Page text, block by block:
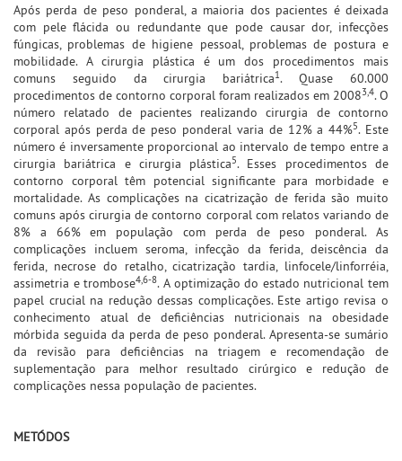
Após perda de peso ponderal, a maioria dos pacientes é deixada
com pele flácida ou redundante que pode causar dor, infecções
fúngicas, problemas de higiene pessoal, problemas de postura e
mobilidade. A cirurgia plástica é um dos procedimentos mais
comuns seguido da cirurgia bariátrica1. Quase 60.000
procedimentos de contorno corporal foram realizados em 20083,4. O
número relatado de pacientes realizando cirurgia de contorno
corporal após perda de peso ponderal varia de 12% a 44%5. Este
número é inversamente proporcional ao intervalo de tempo entre a
cirurgia bariátrica e cirurgia plástica5. Esses procedimentos de
contorno corporal têm potencial significante para morbidade e
mortalidade. As complicações na cicatrização de ferida são muito
comuns após cirurgia de contorno corporal com relatos variando de
8% a 66% em população com perda de peso ponderal. As
complicações incluem seroma, infecção da ferida, deiscência da
ferida, necrose do retalho, cicatrização tardia, linfocele/linforréia,
assimetria e trombose4,6-8. A optimização do estado nutricional tem
papel crucial na redução dessas complicações. Este artigo revisa o
conhecimento atual de deficiências nutricionais na obesidade
mórbida seguida da perda de peso ponderal. Apresenta-se sumário
da revisão para deficiências na triagem e recomendação de
suplementação para melhor resultado cirúrgico e redução de
complicações nessa população de pacientes.
METÓDOS